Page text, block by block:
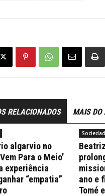
RELACIONADOS MAIS DO
algarvio no
Para o Meio’
experiência
“empatia”
ano e
Tomé